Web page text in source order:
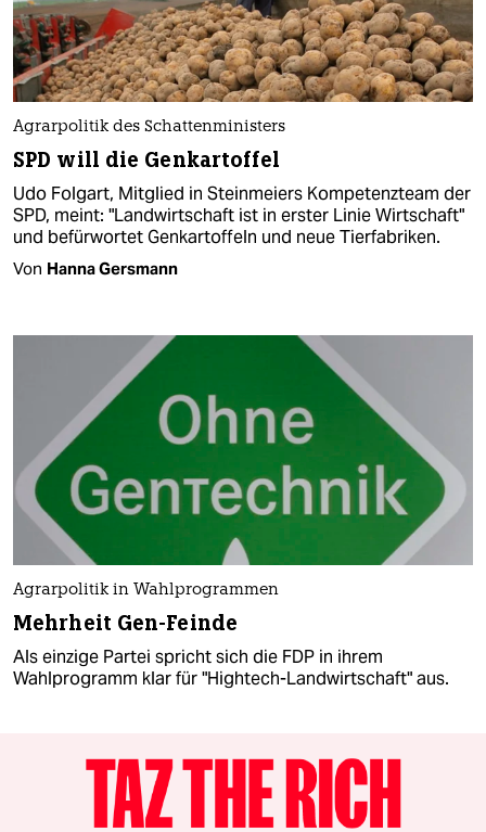
Agrarpolitik des Schattenministers
SPD will die Genkartoffel
Udo Folgart, Mitglied in Steinmeiers Kompetenzteam der
SPD, meint: "Landwirtschaft ist in erster Linie Wirtschaft"
und befürwortet Genkartoffeln und neue Tierfabriken.
Von Hanna Gersmann
Agrarpolitik in Wahlprogrammen
Mehrheit Gen-Feinde
Als einzige Partei spricht sich die FDP in ihrem
Wahlprogramm klar für "Hightech-Landwirtschaft" aus.